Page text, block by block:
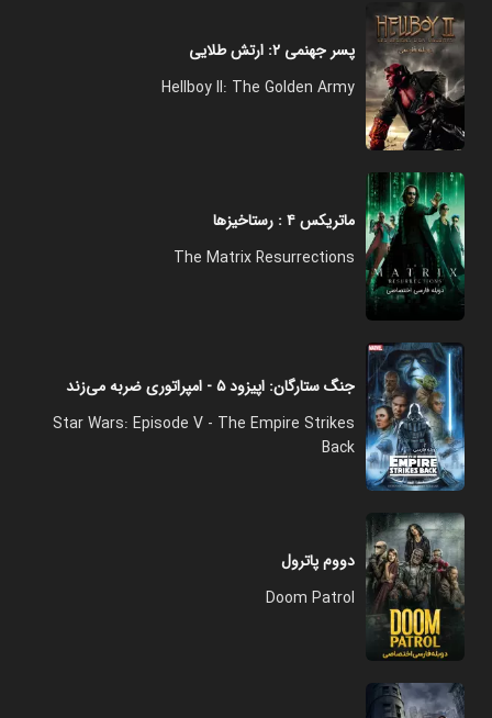
پسر جهنمی ۲: ارتش طلایی
Hellboy II: The Golden Army
ماتریکس ۴ : رستاخیزها
The Matrix Resurrections
جنگ ستارگان: اپیزود ۵ - امپراتوری ضربه می‌زند
Star Wars: Episode V - The Empire Strikes
Back
دووم پاترول
Doom Patrol